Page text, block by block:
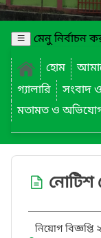
মেনু নির্বাচন
হোম
গ্যালারি
সংবাদ
মতামত ও
নোটিশ
নিয়োগ বিজ্ঞপ্তি